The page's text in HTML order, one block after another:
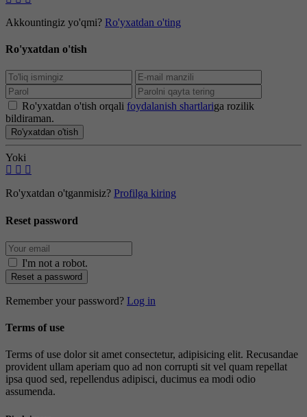
Akkountingiz yo'qmi? Ro'yxatdan o'ting
Ro'yxatdan o'tish
Ro'yxatdan o'tish orqali foydalanish shartlariga rozilik
bildiraman.
Ro'yxatdan o'tish
Yoki
Ro'yxatdan o'tganmisiz? Profilga kiring
Reset password
I'm not a robot.
Reset a password
Remember your password? Log in
Terms of use
Terms of use dolor sit amet consectetur, adipisicing elit. Recusandae
provident ullam aperiam quo ad non corrupti sit vel quam repellat
ipsa quod sed, repellendus adipisci, ducimus ea modi odio
assumenda.